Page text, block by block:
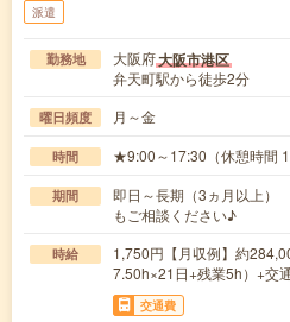
派遣
勤務地 大阪府大阪市港区
弁天町駅から徒歩2分
曜日頻度 月～金
時間 ★9:00～17:30（休憩時間
期間
即日～長期（3ヵ月以上）
もご相談ください♪
時給
1,750円【月収例】約
7.50h×21日+残業5h）+交
交通費